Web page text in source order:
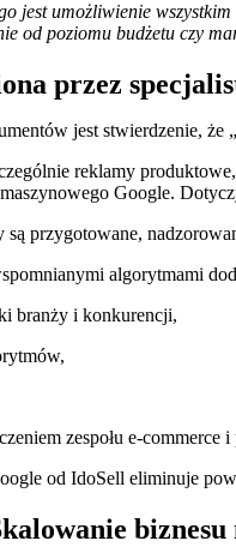
jest umożliwienie
od poziomu budżetu czy
przez
jest stwierdzenie, że
reklamy
Google.
przygotowane,
algorytmami
branży i konkurencji,
zespołu e-commerce
od IdoSell eliminuje